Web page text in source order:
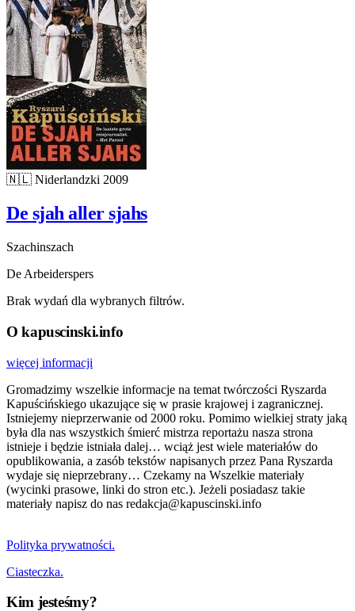
🇳🇱 Niderlandzki 2009
De sjah aller sjahs
Szachinszach
De Arbeiderspers
Brak wydań dla wybranych filtrów.
O kapuscinski.info
więcej informacji
Gromadzimy wszelkie informacje na temat twórczości Ryszarda
Kapuścińskiego ukazujące się w prasie krajowej i zagranicznej.
Istniejemy nieprzerwanie od 2000 roku. Pomimo wielkiej straty jaką
była dla nas wszystkich śmierć mistrza reportażu nasza strona
istnieje i będzie istniała dalej… wciąż jest wiele materiałów do
opublikowania, a zasób tekstów napisanych przez Pana Ryszarda
wydaje się nieprzebrany… Czekamy na Wszelkie materiały
(wycinki prasowe, linki do stron etc.). Jeżeli posiadasz takie
materiały napisz do nas redakcja@kapuscinski.info
Polityka prywatności.
Ciasteczka.
Kim jesteśmy?